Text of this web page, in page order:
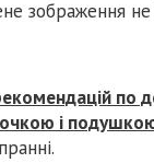
зображення не
по
і